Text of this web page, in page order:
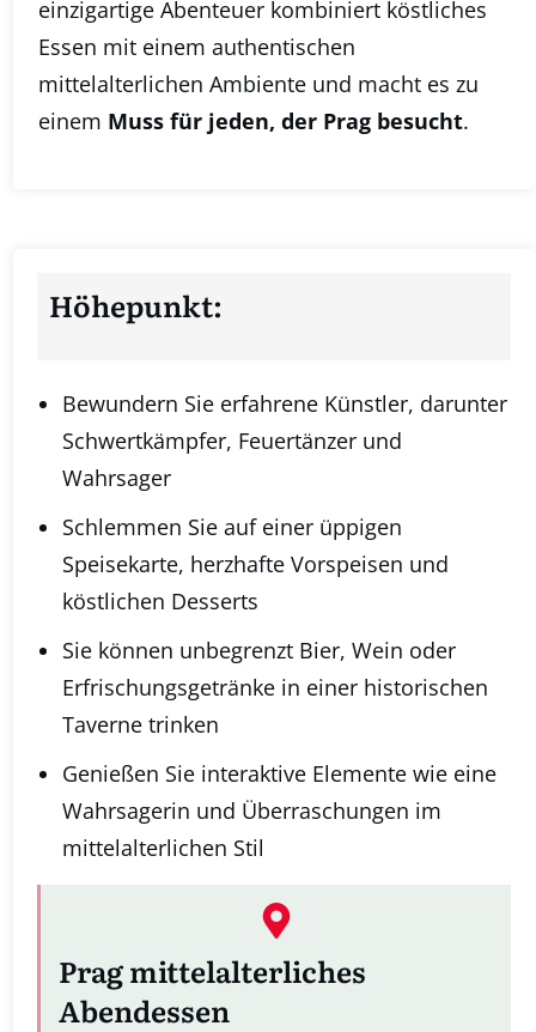
einzigartige Abenteuer kombiniert köstliches
Essen mit einem authentischen
mittelalterlichen Ambiente und macht es zu
einem Muss für jeden, der Prag besucht.
Höhepunkt:
Bewundern Sie erfahrene Künstler, darunter
Schwertkämpfer, Feuertänzer und
Wahrsager
Schlemmen Sie auf einer üppigen
Speisekarte, herzhafte Vorspeisen und
köstlichen Desserts
Sie können unbegrenzt Bier, Wein oder
Erfrischungsgetränke in einer historischen
Taverne trinken
Genießen Sie interaktive Elemente wie eine
Wahrsagerin und Überraschungen im
mittelalterlichen Stil
Prag mittelalterliches
Abendessen